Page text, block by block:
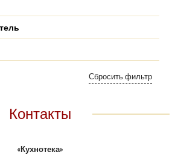
Контакты
«Кухнотека»